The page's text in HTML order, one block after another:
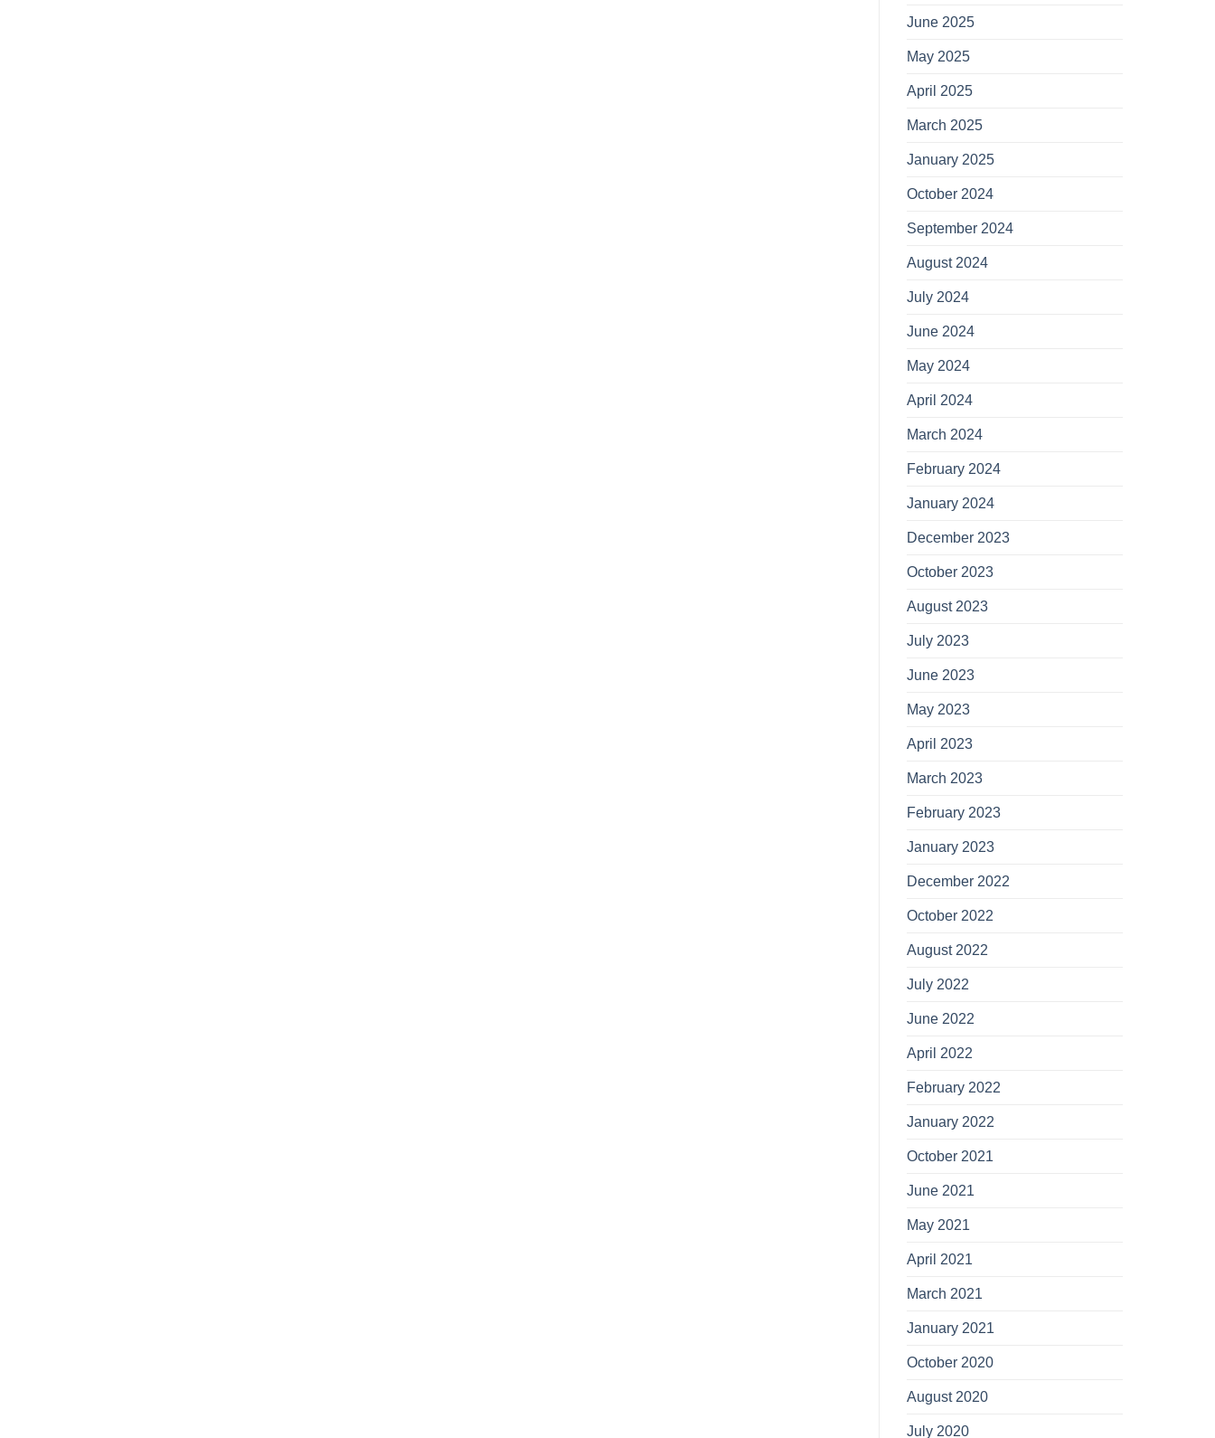
June 2025
May 2025
April 2025
March 2025
January 2025
October 2024
September 2024
August 2024
July 2024
June 2024
May 2024
April 2024
March 2024
February 2024
January 2024
December 2023
October 2023
August 2023
July 2023
June 2023
May 2023
April 2023
March 2023
February 2023
January 2023
December 2022
October 2022
August 2022
July 2022
June 2022
April 2022
February 2022
January 2022
October 2021
June 2021
May 2021
April 2021
March 2021
January 2021
October 2020
August 2020
July 2020